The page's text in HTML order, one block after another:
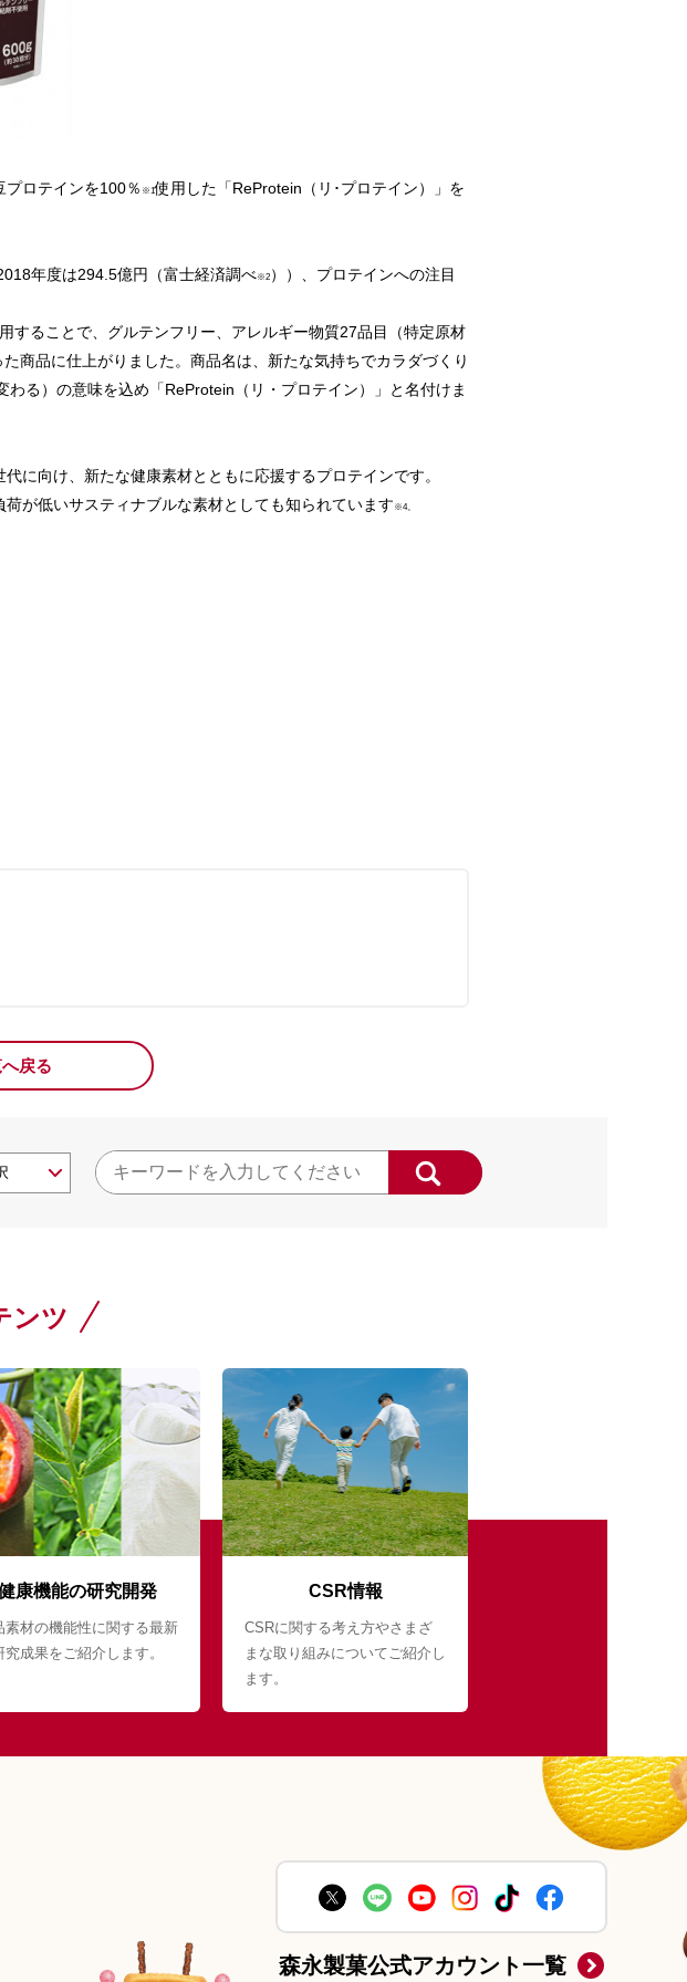
ロテインを100％ ※1使用した「ReProtein（リ･プロテイン）」を
年度は294.5億円（富士経済調べ※2 ））、プロテインへの注目
することで、グルテンフリー、アレルギー物質27品目（特定原材
商品に仕上がりました。商品名は、新たな気持ちでカラダづくり
る）の意味を込め「ReProtein（リ・プロテイン）」と名付けま
に向け、新たな健康素材とともに応援するプロテインです。
が低いサスティナブルな素材としても知られています ※4。
戻る
ンツ
康機能の研究開発
素材の機能性に関する最新
究成果をご紹介します。
CSR情報
CSRに関する考え方やさまざ
まな取り組みについてご紹介し
ます。
森永製菓公式アカウント一覧